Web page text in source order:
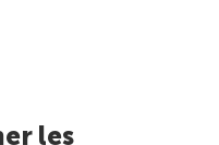
les